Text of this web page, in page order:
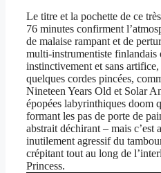
Le titre et la pochette de ce
76 minutes confirment
de malaise rampant et de
multi-instrumentiste finlandais
instinctivement et sans
quelques cordes pincées,
Nineteen Years Old et Solar
épopées labyrinthiques doom
formant les pas de porte de
abstrait déchirant – mais c’est
inutilement agressif du
crépitant tout au long de
Princess.